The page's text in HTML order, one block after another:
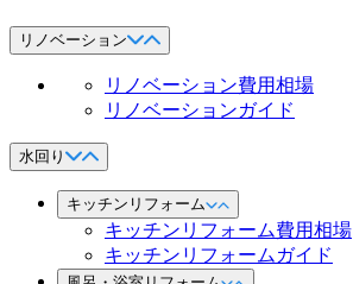
リノベーション
リノベーション費用相場
リノベーションガイド
水回り
キッチンリフォーム
キッチンリフォーム費用相場
キッチンリフォームガイド